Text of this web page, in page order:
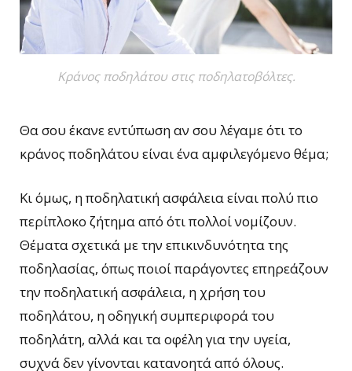
Κράνος ποδηλάτου στις ποδηλατοβόλτες.
Θα σου έκανε εντύπωση αν σου λέγαμε ότι το
κράνος ποδηλάτου είναι ένα αμφιλεγόμενο θέμα;
Κι όμως, η ποδηλατική ασφάλεια είναι πολύ πιο
περίπλοκο ζήτημα από ότι πολλοί νομίζουν.
Θέματα σχετικά με την επικινδυνότητα της
ποδηλασίας, όπως ποιοί παράγοντες επηρεάζουν
την ποδηλατική ασφάλεια, η χρήση του
ποδηλάτου, η οδηγική συμπεριφορά του
ποδηλάτη, αλλά και τα οφέλη για την υγεία,
συχνά δεν γίνονται κατανοητά από όλους.